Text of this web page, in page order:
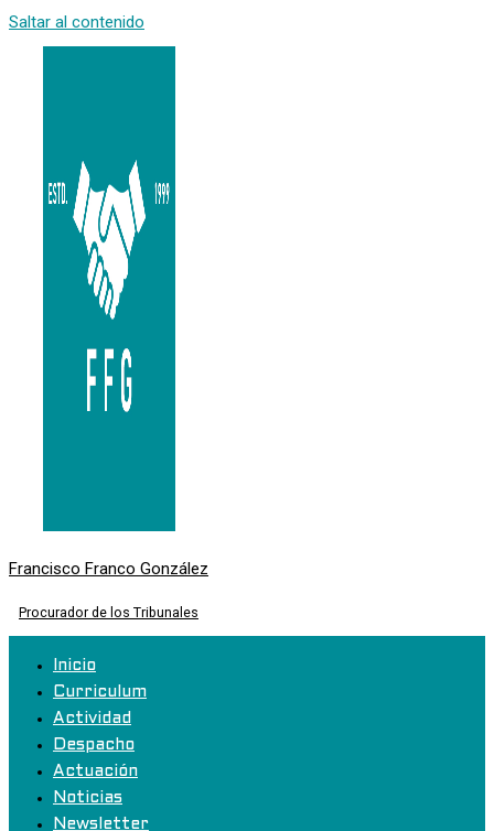
Saltar al contenido
Francisco Franco González
Procurador de los Tribunales
Inicio
Curriculum
Actividad
Despacho
Actuación
Noticias
Newsletter